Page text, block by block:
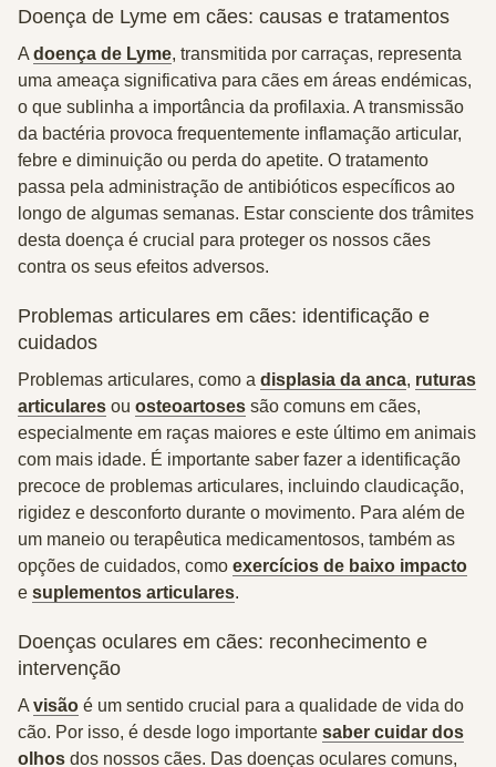
Doença de Lyme em cães: causas e tratamentos
A doença de Lyme, transmitida por carraças, representa
uma ameaça significativa para cães em áreas endémicas,
o que sublinha a importância da profilaxia. A transmissão
da bactéria provoca frequentemente inflamação articular,
febre e diminuição ou perda do apetite. O tratamento
passa pela administração de antibióticos específicos ao
longo de algumas semanas. Estar consciente dos trâmites
desta doença é crucial para proteger os nossos cães
contra os seus efeitos adversos.
Problemas articulares em cães: identificação e
cuidados
Problemas articulares, como a displasia da anca, ruturas
articulares ou osteoartoses são comuns em cães,
especialmente em raças maiores e este último em animais
com mais idade. É importante saber fazer a identificação
precoce de problemas articulares, incluindo claudicação,
rigidez e desconforto durante o movimento. Para além de
um maneio ou terapêutica medicamentosos, também as
opções de cuidados, como exercícios de baixo impacto
e suplementos articulares.
Doenças oculares em cães: reconhecimento e
intervenção
A visão é um sentido crucial para a qualidade de vida do
cão. Por isso, é desde logo importante saber cuidar dos
olhos dos nossos cães. Das doenças oculares comuns,